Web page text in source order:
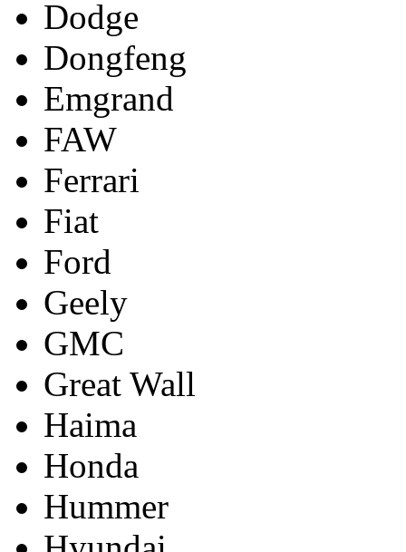
Dodge
Dongfeng
Emgrand
FAW
Ferrari
Fiat
Ford
Geely
GMC
Great Wall
Haima
Honda
Hummer